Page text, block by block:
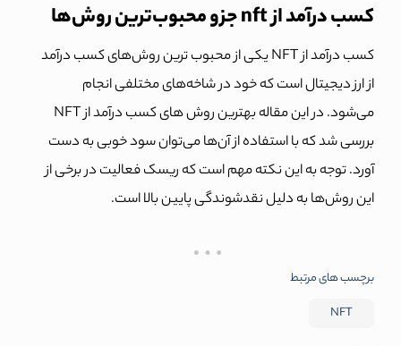
کسب درآمد از nft جزو محبوب‌ترین روش‌ها
کسب درآمد از NFT یکی از محبوب ترین روش‌های کسب درآمد
از ارز دیجیتال است که خود در شاخه‌های مختلفی انجام
می‌شود. در این مقاله بهترین روش های کسب درآمد از NFT
بررسی شد که با استفاده از آن‌ها می‌توان سود خوبی به دست
آورد. توجه به این نکته مهم است که ریسک فعالیت در برخی از
این روش‌ها به دلیل نقدشوندگی پایین بالا است.
برچسب های مرتبط
NFT